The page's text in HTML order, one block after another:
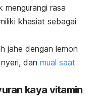
mengurangi rasa
khasiat sebagai
jahe dengan lemon
dan mual saat
kaya vitamin